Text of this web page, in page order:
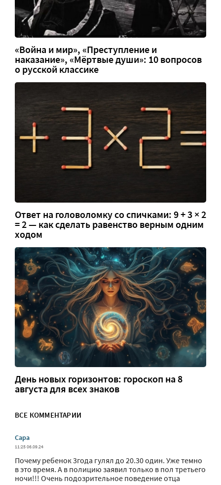
«Война и мир», «Преступление и
наказание», «Мёртвые души»: 10 вопросов
о русской классике
Ответ на головоломку со спичками: 9 + 3 × 2
= 2 — как сделать равенство верным одним
ходом
День новых горизонтов: гороскоп на 8
августа для всех знаков
ВСЕ КОММЕНТАРИИ
Сара
11:25 06.09.24
Почему ребенок 3года гулял до 20.30 один. Уже темно
в это время. А в полицию заявил только в пол третьего
ночи!!! Очень подозрительное поведение отца